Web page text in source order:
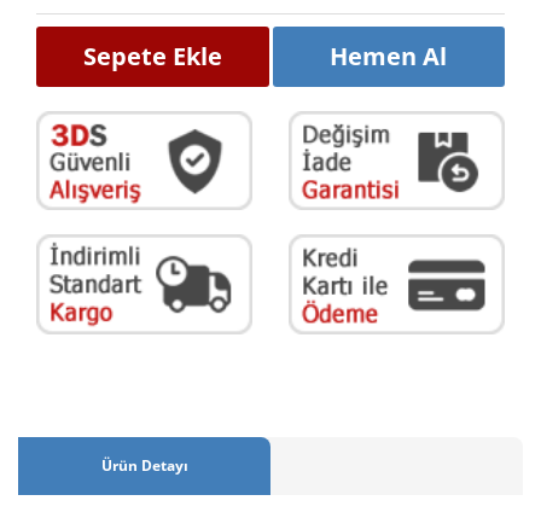
Sepete Ekle Hemen Al
Ürün Detayı